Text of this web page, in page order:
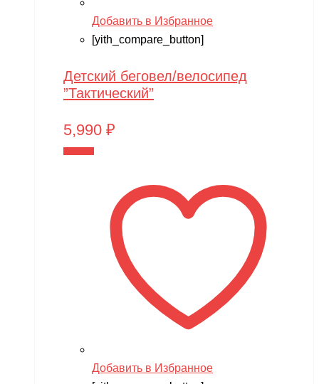
Добавить в Избранное
[yith_compare_button]
Детский беговел/велосипед
”Тактический”
5,990 ₽
Добавить в Избранное